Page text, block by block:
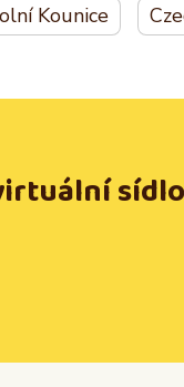
Kounice
sídlo